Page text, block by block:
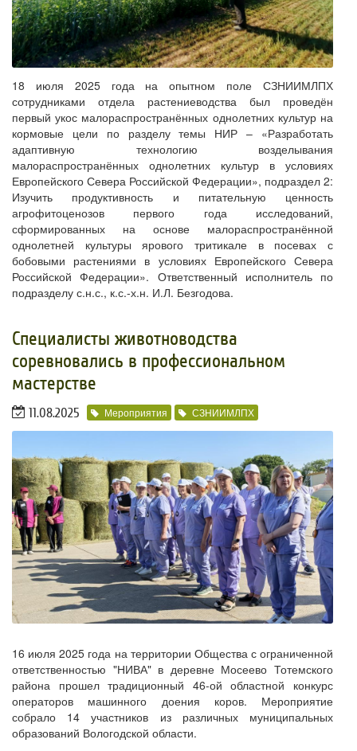
18 июля 2025 года на опытном поле СЗНИИМЛПХ
сотрудниками отдела растениеводства был проведён
первый укос малораспространённых однолетних культур на
кормовые цели по разделу темы НИР – «Разработать
адаптивную технологию возделывания
малораспространённых однолетних культур в условиях
Европейского Севера Российской Федерации», подраздел 2:
Изучить продуктивность и питательную ценность
агрофитоценозов первого года исследований,
сформированных на основе малораспространённой
однолетней культуры ярового тритикале в посевах с
бобовыми растениями в условиях Европейского Севера
Российской Федерации». Ответственный исполнитель по
подразделу с.н.с., к.с.-х.н. И.Л. Безгодова.
Специалисты животноводства
соревновались в профессиональном
мастерстве
11.08.2025 Мероприятия СЗНИИМЛПХ
16 июля 2025 года на территории Общества с ограниченной
ответственностью "НИВА" в деревне Мосеево Тотемского
района прошел традиционный 46-ой областной конкурс
операторов машинного доения коров. Мероприятие
собрало 14 участников из различных муниципальных
образований Вологодской области.